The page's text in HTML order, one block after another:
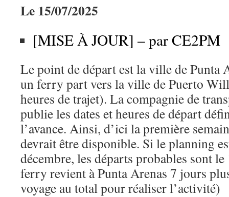
Le 15/07/2025
[MISE À JOUR] – par CE2PM
Le point de départ est la ville de Punta
un ferry part vers la ville de Puerto
heures de trajet). La compagnie de
publie les dates et heures de départ
l’avance. Ainsi, d’ici la première
devrait être disponible. Si le planning
décembre, les départs probables sont
ferry revient à Punta Arenas 7 jours
voyage au total pour réaliser l’activité)